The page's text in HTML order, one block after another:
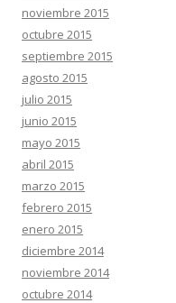
noviembre 2015
octubre 2015
septiembre 2015
agosto 2015
julio 2015
junio 2015
mayo 2015
abril 2015
marzo 2015
febrero 2015
enero 2015
diciembre 2014
noviembre 2014
octubre 2014